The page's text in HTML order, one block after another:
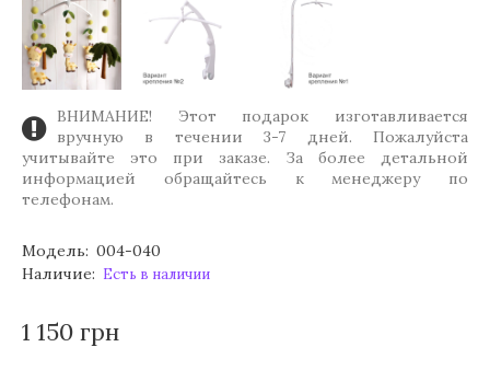
ВНИМАНИЕ! Этот подарок изготавливается
вручную в течении 3-7 дней. Пожалуйста
учитывайте это при заказе. За более детальной
информацией обращайтесь к менеджеру по
телефонам.
Модель: 004-040
Наличие: Есть в наличии
1 150 грн